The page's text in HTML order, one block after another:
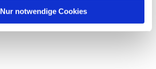
Nur notwendige Cookies